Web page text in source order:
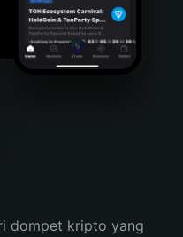
dompet kripto yang